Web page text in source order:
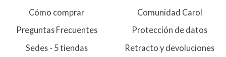
Cómo comprar
Preguntas Frecuentes
Sedes - 5 tiendas
Comunidad Carol
Protección de datos
Retracto y devoluciones